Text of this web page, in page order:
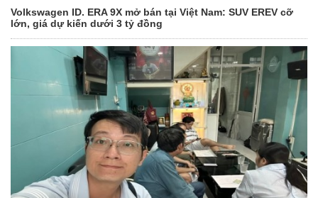
Volkswagen ID. ERA 9X mở bán tại Việt Nam: SUV EREV cỡ
lớn, giá dự kiến dưới 3 tỷ đồng